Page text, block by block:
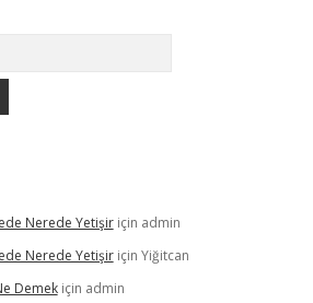
Nerede Yetişiriçin admin
Nerede Yetişiriçin Yiğitcan
Demekiçin admin